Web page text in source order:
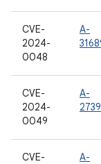
CVE-
2024-
0048
A-
CVE-
2024-
0049
A-
CVE-
A-